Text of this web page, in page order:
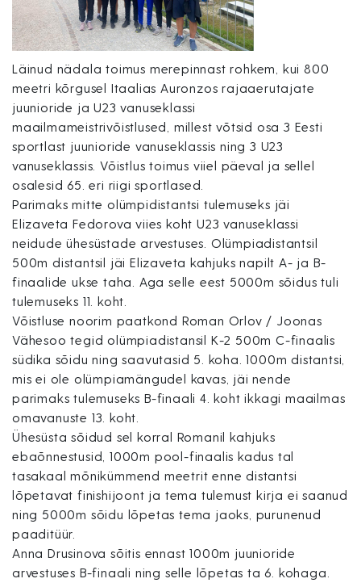
Läinud nädala toimus merepinnast rohkem, kui 800
meetri kõrgusel Itaalias Auronzos rajaaerutajate
juunioride ja U23 vanuseklassi
maailmameistrivõistlused, millest võtsid osa 3 Eesti
sportlast juunioride vanuseklassis ning 3 U23
vanuseklassis. Võistlus toimus viiel päeval ja sellel
osalesid 65. eri riigi sportlased.
Parimaks mitte olümpidistantsi tulemuseks jäi
Elizaveta Fedorova viies koht U23 vanuseklassi
neidude ühesüstade arvestuses. Olümpiadistantsil
500m distantsil jäi Elizaveta kahjuks napilt A- ja B-
finaalide ukse taha. Aga selle eest 5000m sõidus tuli
tulemuseks 11. koht.
Võistluse noorim paatkond Roman Orlov / Joonas
Vähesoo tegid olümpiadistansil K-2 500m C-finaalis
südika sõidu ning saavutasid 5. koha. 1000m distantsi,
mis ei ole olümpiamängudel kavas, jäi nende
parimaks tulemuseks B-finaali 4. koht ikkagi maailmas
omavanuste 13. koht.
Ühesüsta sõidud sel korral Romanil kahjuks
ebaõnnestusid, 1000m pool-finaalis kadus tal
tasakaal mõnikümmend meetrit enne distantsi
lõpetavat finishijoont ja tema tulemust kirja ei saanud
ning 5000m sõidu lõpetas tema jaoks, purunenud
paaditüür.
Anna Drusinova sõitis ennast 1000m juunioride
arvestuses B-finaali ning selle lõpetas ta 6. kohaga.